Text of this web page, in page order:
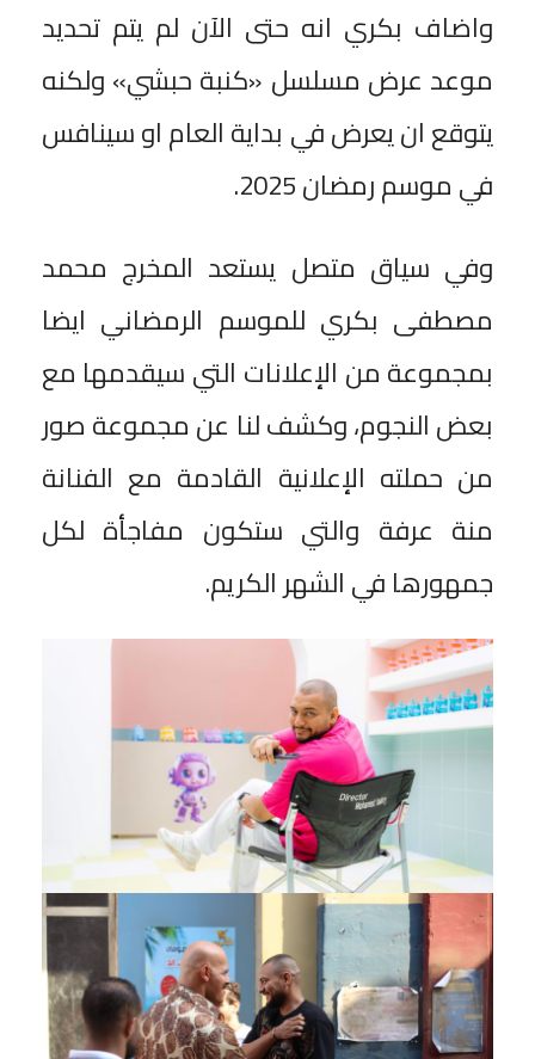
واضاف بكري انه حتى الآن لم يتم تحديد
موعد عرض مسلسل «كنبة حبشي» ولكنه
يتوقع ان يعرض في بداية العام او سينافس
في موسم رمضان 2025.
وفي سياق متصل يستعد المخرج محمد
مصطفى بكري للموسم الرمضاني ايضا
بمجموعة من الإعلانات التي سيقدمها مع
بعض النجوم، وكشف لنا عن مجموعة صور
من حملته الإعلانية القادمة مع الفنانة
منة عرفة والتي ستكون مفاجأة لكل
جمهورها في الشهر الكريم.